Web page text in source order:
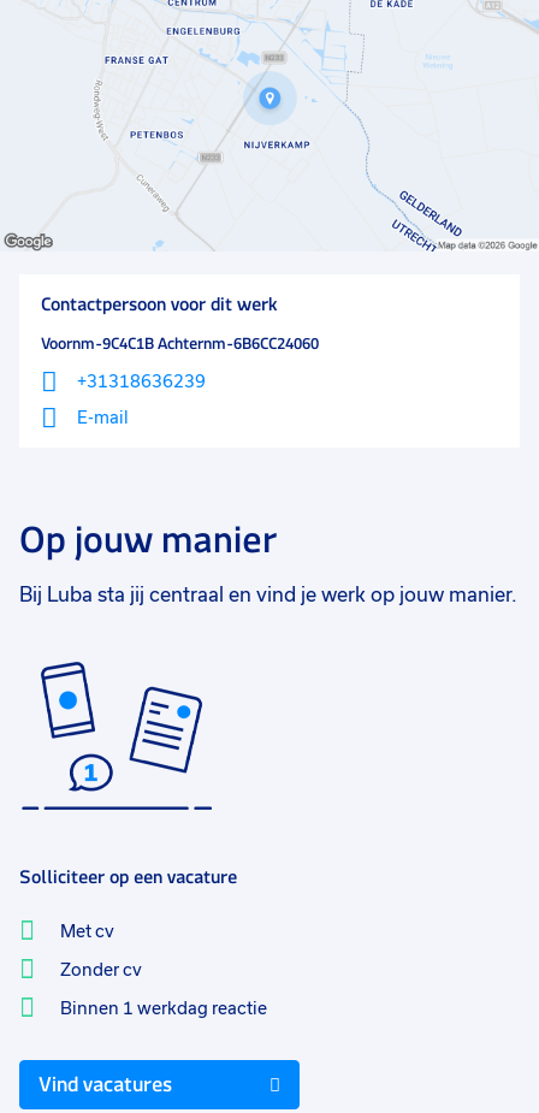
stranden en wintersportgebieden.
Contactpersoon voor dit werk
Voornm-9C4C1B Achternm-6B6CC24060
+31318636239
E-mail
Op jouw manier
Bij Luba sta jij centraal en vind je werk op jouw manier.
Solliciteer op een vacature
Met cv
Zonder cv
Binnen 1 werkdag reactie
Vind vacatures